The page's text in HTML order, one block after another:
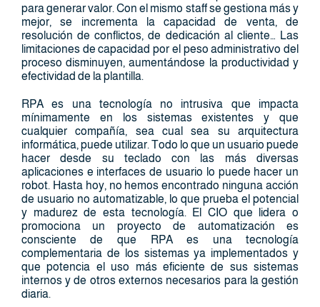
para generar valor. Con el mismo staff se gestiona más y
mejor, se incrementa la capacidad de venta, de
resolución de conflictos, de dedicación al cliente… Las
limitaciones de capacidad por el peso administrativo del
proceso disminuyen, aumentándose la productividad y
efectividad de la plantilla.
RPA es una tecnología no intrusiva que impacta
mínimamente en los sistemas existentes y que
cualquier compañía, sea cual sea su arquitectura
informática, puede utilizar. Todo lo que un usuario puede
hacer desde su teclado con las más diversas
aplicaciones e interfaces de usuario lo puede hacer un
robot. Hasta hoy, no hemos encontrado ninguna acción
de usuario no automatizable, lo que prueba el potencial
y madurez de esta tecnología. El CIO que lidera o
promociona un proyecto de automatización es
consciente de que RPA es una tecnología
complementaria de los sistemas ya implementados y
que potencia el uso más eficiente de sus sistemas
internos y de otros externos necesarios para la gestión
diaria.